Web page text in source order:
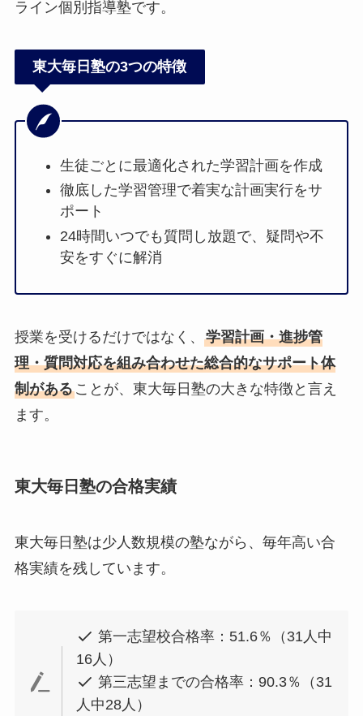
ライン個別指導塾です。
東大毎日塾の3つの特徴
生徒ごとに最適化された学習計画を作成
徹底した学習管理で着実な計画実行をサ
ポート
24時間いつでも質問し放題で、疑問や不
安をすぐに解消
授業を受けるだけではなく、 学習計画・進捗管
理・質問対応を組み合わせた総合的なサポート体
制があることが、東大毎日塾の大きな特徴と言え
ます。
東大毎日塾の合格実績
東大毎日塾は少人数規模の塾ながら、毎年高い合
格実績を残しています。
第一志望校合格率：51.6％（31人中
16人）
第三志望までの合格率：90.3％（31
人中28人）